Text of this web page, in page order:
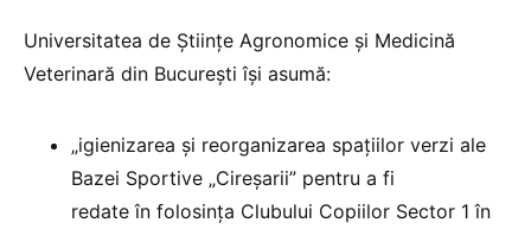
Universitatea de Științe Agronomice și Medicină
Veterinară din București își asumă:
„igienizarea și reorganizarea spațiilor verzi ale
Bazei Sportive „Cireșarii” pentru a fi
redate în folosința Clubului Copiilor Sector 1 în